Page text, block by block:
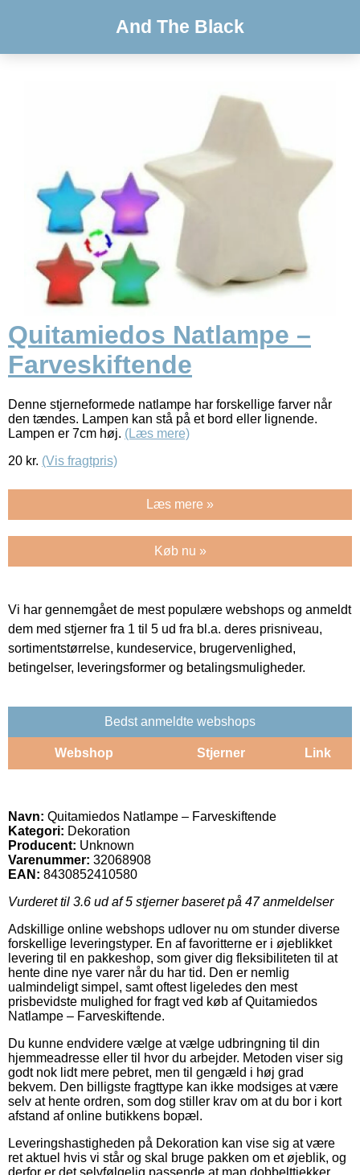
And The Black
Quitamiedos Natlampe –
Farveskiftende
Denne stjerneformede natlampe har forskellige farver når
den tændes. Lampen kan stå på et bord eller lignende.
Lampen er 7cm høj. (Læs mere)
20 kr. (Vis fragtpris)
Læs mere »
Køb nu »
Vi har gennemgået de mest populære webshops og anmeldt
dem med stjerner fra 1 til 5 ud fra bl.a. deres prisniveau,
sortimentstørrelse, kundeservice, brugervenlighed,
betingelser, leveringsformer og betalingsmuligheder.
Bedst anmeldte webshops
Webshop Stjerner Link
Navn: Quitamiedos Natlampe – Farveskiftende
Kategori: Dekoration
Producent: Unknown
Varenummer: 32068908
EAN: 8430852410580
Vurderet til 3.6 ud af 5 stjerner baseret på 47anmeldelser
Adskillige online webshops udlover nu om stunder diverse
forskellige leveringstyper. En af favoritterne er i øjeblikket
levering til en pakkeshop, som giver dig fleksibiliteten til at
hente dine nye varer når du har tid. Den er nemlig
ualmindeligt simpel, samt oftest ligeledes den mest
prisbevidste mulighed for fragt ved køb af Quitamiedos
Natlampe – Farveskiftende.
Du kunne endvidere vælge at vælge udbringning til din
hjemmeadresse eller til hvor du arbejder. Metoden viser sig
godt nok lidt mere pebret, men til gengæld i høj grad
bekvem. Den billigste fragttype kan ikke modsiges at være
selv at hente ordren, som dog stiller krav om at du bor i kort
afstand af online butikkens bopæl.
Leveringshastigheden på Dekoration kan vise sig at være
ret aktuel hvis vi står og skal bruge pakken om et øjeblik, og
derfor er det selvfølgelig passende at man dobbelttjekker